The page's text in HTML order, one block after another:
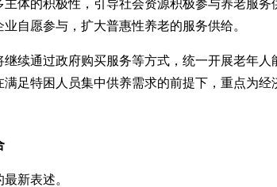
体的积极性，引导社会资源积极参与养老服
自愿参与，扩大普惠性养老的服务供给。
续通过政府购买服务等方式，统一开展老年
足特困人员集中供养需求的前提下，重点为
新表述。